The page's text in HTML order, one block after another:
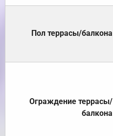
Пол террасы/балкона
Ограждение террасы/
балкона